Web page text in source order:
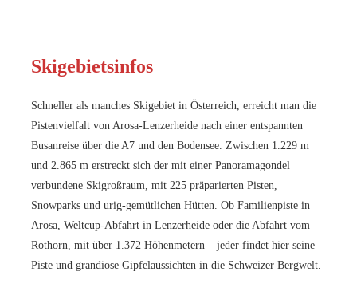
Skigebietsinfos
Schneller als manches Skigebiet in Österreich, erreicht man die
Pistenvielfalt von Arosa-Lenzerheide nach einer entspannten
Busanreise über die A7 und den Bodensee. Zwischen 1.229 m
und 2.865 m erstreckt sich der mit einer Panoramagondel
verbundene Skigroßraum, mit 225 präparierten Pisten,
Snowparks und urig-gemütlichen Hütten. Ob Familienpiste in
Arosa, Weltcup-Abfahrt in Lenzerheide oder die Abfahrt vom
Rothorn, mit über 1.372 Höhenmetern – jeder findet hier seine
Piste und grandiose Gipfelaussichten in die Schweizer Bergwelt.